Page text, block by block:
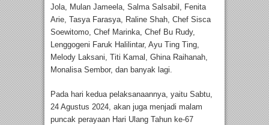
Jola, Mulan Jameela, Salma Salsabil, Fenita
Arie, Tasya Farasya, Raline Shah, Chef Sisca
Soewitomo, Chef Marinka, Chef Bu Rudy,
Lenggogeni Faruk Halilintar, Ayu Ting Ting,
Melody Laksani, Titi Kamal, Ghina Raihanah,
Monalisa Sembor, dan banyak lagi.
Pada hari kedua pelaksanaannya, yaitu Sabtu,
24 Agustus 2024, akan juga menjadi malam
puncak perayaan Hari Ulang Tahun ke-67